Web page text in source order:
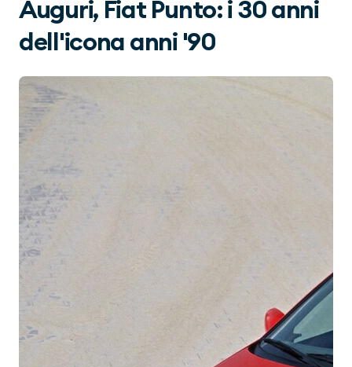
Auguri, Fiat Punto: i 30 anni
dell'icona anni '90